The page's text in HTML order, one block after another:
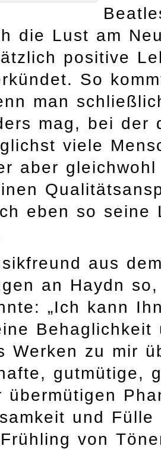
die Lust am
positive
So
man
mag, bei der
viele
aber
eben so seine
aus
an Haydn
„Ich kann
Werken zu mir
gutmütige,
übermütigen
und
von